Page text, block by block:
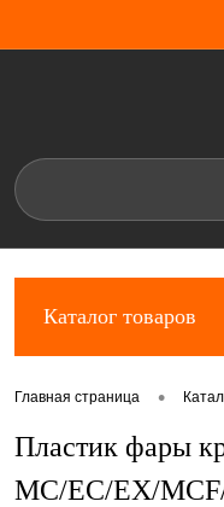
Каталог товаров
Главная страница •
Пластик фары
MC/EC/EX/